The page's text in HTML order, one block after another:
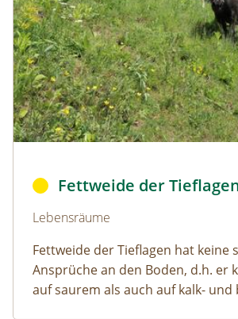
Naturlexikon: Fettweide der
Fettweide der
Lebensräume
Fettweide der Tieflagen hat keine
Ansprüche an den Boden, d.h. er
auf saurem als auch auf kalk- und